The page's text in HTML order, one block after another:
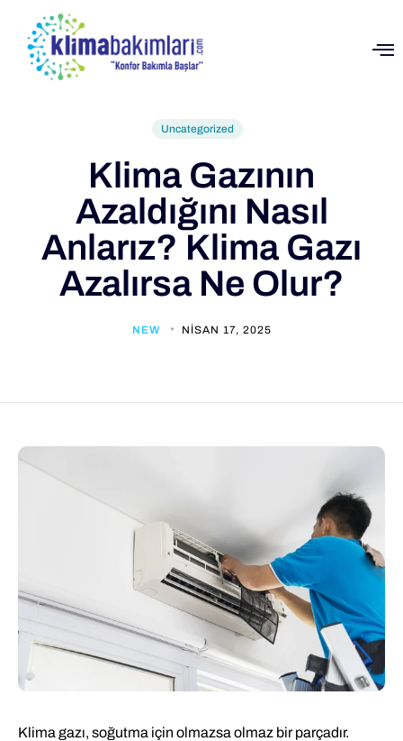
Uncategorized
Klima Gazının
Azaldığını Nasıl
Anlarız? Klima Gazı
Azalırsa Ne Olur?
NEW NISAN 17, 2025
Klima gazı, soğutma için olmazsa olmaz bir parçadır.